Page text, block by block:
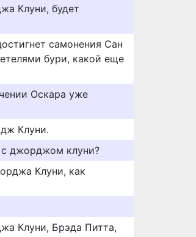
Клуни, будет
самонения Сан
бури, какой еще
Оскара уже
Клуни.
джорджом клуни?
Клуни, как
Клуни, Брэда Питта,